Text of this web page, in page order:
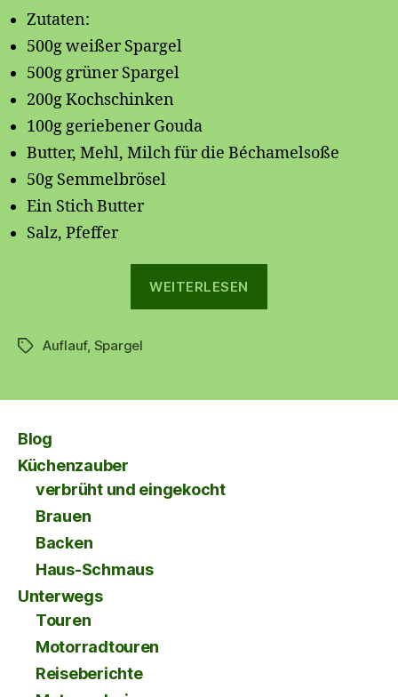
Zutaten:
500g weißer Spargel
500g grüner Spargel
200g Kochschinken
100g geriebener Gouda
Butter, Mehl, Milch für die Béchamelsoße
50g Semmelbrösel
Ein Stich Butter
Salz, Pfeffer
WEITERLESEN
🍴“
Schlagwörter
Auflauf, Spargel
Blog
Küchenzauber
verbrüht und eingekocht
Brauen
Backen
Haus-Schmaus
Unterwegs
Touren
Motorradtouren
Reiseberichte